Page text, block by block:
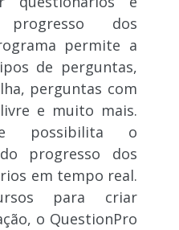
dos
permite a
de perguntas,
perguntas com
e muito mais.
possibilita o
progresso dos
em tempo real.
para criar
o QuestionPro